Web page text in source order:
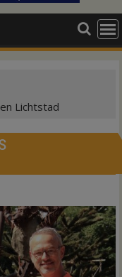
Lichtstad